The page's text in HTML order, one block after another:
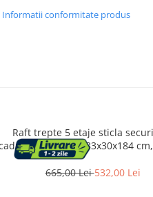
& living
Informatii conformitate produs
Raft trepte 5 etaje sticla
otel arcada, 83x30x184 cm,
elegant, auriu
665,00 Lei532,00 Lei